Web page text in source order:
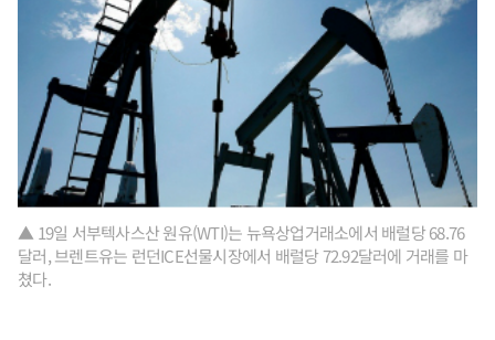
▲ 19일 서부텍사스산 원유(WTI)는 뉴욕상업거래소에서 배럴당 68.76
달러, 브렌트유는 런던ICE선물시장에서 배럴당 72.92달러에 거래를 마
쳤다.